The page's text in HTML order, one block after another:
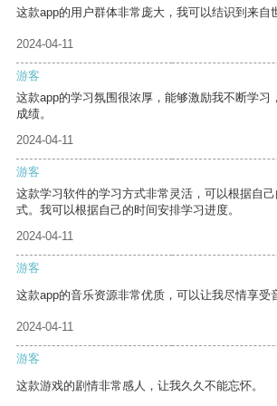
这款app的用户群体非常庞大，我可以结识到来自
2024-04-11
游客
这款app的学习氛围很浓厚，能够激励我不断学习
成绩。
2024-04-11
游客
这款学习软件的学习方式非常灵活，可以根据自
式。我可以根据自己的时间安排学习进度。
2024-04-11
游客
这款app的音乐资源非常优质，可以让我尽情享受
2024-04-11
游客
这款游戏的剧情非常感人，让我久久不能忘怀。